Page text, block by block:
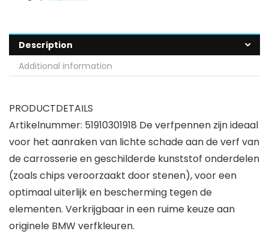
Description
Additional information
PRODUCTDETAILS
Artikelnummer: 51910301918 De verfpennen zijn ideaal
voor het aanraken van lichte schade aan de verf van
de carrosserie en geschilderde kunststof onderdelen
(zoals chips veroorzaakt door stenen), voor een
optimaal uiterlijk en bescherming tegen de
elementen. Verkrijgbaar in een ruime keuze aan
originele BMW verfkleuren.